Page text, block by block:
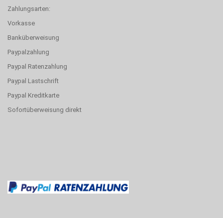
Zahlungsarten:
Vorkasse
Banküberweisung
Paypalzahlung
Paypal Ratenzahlung
Paypal Lastschrift
Paypal Kreditkarte
Sofortüberweisung direkt